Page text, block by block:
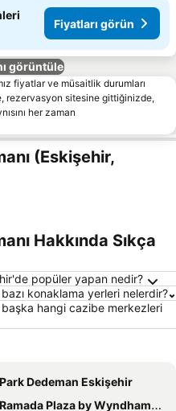
Fiyatları görün
görüntüle
fiyatlar ve müsaitlik durumları
rezervasyon sitesine gittiğinizde,
her zaman
(Eskişehir,
Hakkında Sıkça
popüler yapan nedir?
konaklama yerleri nelerdir?
başka hangi cazibe merkezleri
Park Dedeman Eskişehir
Ramada Plaza by Wyndham Eskisehir